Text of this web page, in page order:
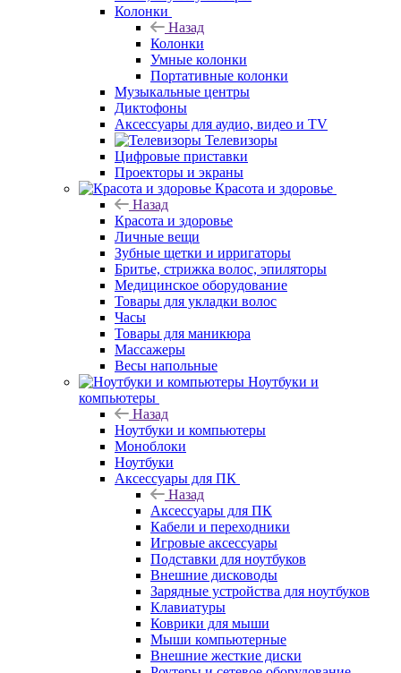
Колонки
Назад
Колонки
Умные колонки
Портативные колонки
Музыкальные центры
Диктофоны
Аксессуары для аудио, видео и TV
Телевизоры
Цифровые приставки
Проекторы и экраны
Красота и здоровье
Назад
Красота и здоровье
Личные вещи
Зубные щетки и ирригаторы
Бритье, стрижка волос, эпиляторы
Медицинское оборудование
Товары для укладки волос
Часы
Товары для маникюра
Массажеры
Весы напольные
Ноутбуки и
компьютеры
Назад
Ноутбуки и компьютеры
Моноблоки
Ноутбуки
Аксессуары для ПК
Назад
Аксессуары для ПК
Кабели и переходники
Игровые аксессуары
Подставки для ноутбуков
Внешние дисководы
Зарядные устройства для ноутбуков
Клавиатуры
Коврики для мыши
Мыши компьютерные
Внешние жесткие диски